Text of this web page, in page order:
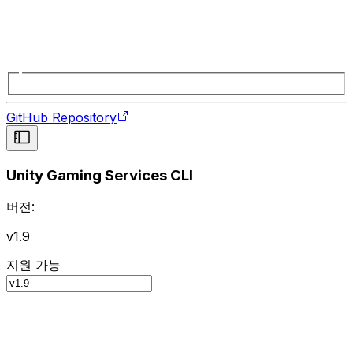
GitHub Repository
Unity Gaming Services CLI
버전:
v1.9
지원 가능